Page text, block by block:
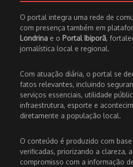
O portal integra uma rede de
com presença também em
Londrina e o Portal Ibiporã,
jornalística local e regional.
Com atuação diária, o portal se
fatos relevantes, incluindo
serviços essenciais, utilidade
infraestrutura, esporte e
diretamente a população local.
O conteúdo é produzido com
verificadas, priorizando a clareza,
compromisso com a informação